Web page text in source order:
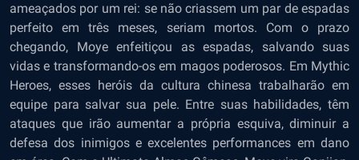
ameaçados por um rei: se não criassem um par de espadas
perfeito em três meses, seriam mortos. Com o prazo
chegando, Moye enfeitiçou as espadas, salvando suas
vidas e transformando-os em magos poderosos. Em Mythic
Heroes, esses heróis da cultura chinesa trabalharão em
equipe para salvar sua pele. Entre suas habilidades, têm
ataques que irão aumentar a própria esquiva, diminuir a
defesa dos inimigos e excelentes performances em dano